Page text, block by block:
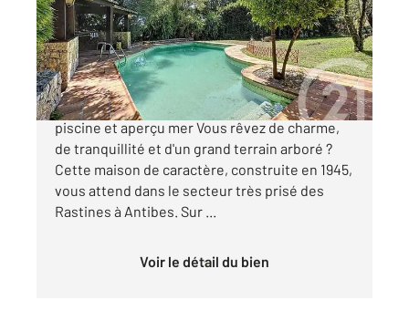
Maison à vendre
850 000 €
ANTIBES - RASTINES Maison provençale avec
piscine et aperçu mer Vous rêvez de charme,
de tranquillité et d'un grand terrain arboré ?
Cette maison de caractère, construite en 1945,
vous attend dans le secteur très prisé des
Rastines à Antibes. Sur ...
Voir le détail du bien